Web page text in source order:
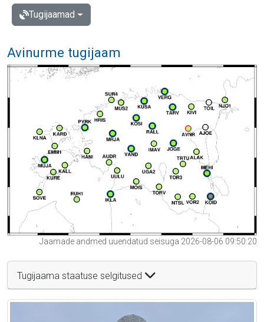
Tugijaamad
Avinurme tugijaam
Jaamade andmed uuendatud seisuga 2026-08-06 09:50:20
Tugijaama staatuse selgitused